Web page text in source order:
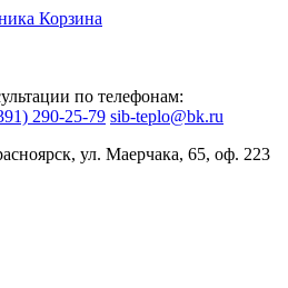
Корзина
по телефонам:
290-25-79 sib-teplo@bk.ru
ул. Маерчака, 65, оф. 223